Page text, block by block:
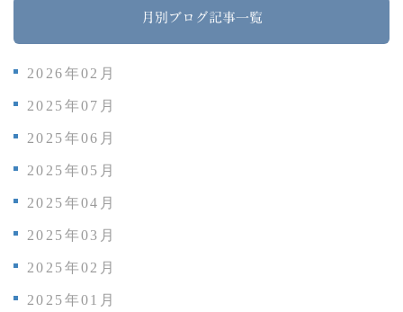
月別ブログ記事一覧
2026年02月
2025年07月
2025年06月
2025年05月
2025年04月
2025年03月
2025年02月
2025年01月